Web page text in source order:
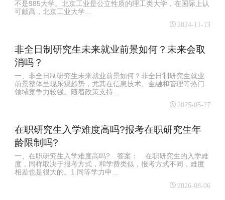
不是985大学。北京工业是公立性质的理工类大学，在国际上认
可颇高，北京工业大学...
2024-11-13
非全日制研究生未来就业前景如何？未来会取
消吗？
一、非全日制研究生未来就业前景如何？‌非全日制研究生就业
前景整体呈现乐观趋势，尤其在信息技术、金融和管理等热门
领域竞争力较强‌。随着政策支持...
2025-05-27
在职研究生入学难度高吗?报考在职研究生年
龄限制吗?
一、在职研究生入学难度高吗? 答案： 在职研究生的入学难
度，同样取决于报考方式，和学费类似，报考方式不同，难度
相差也是很大的。1.同等学力申...
2026-08-06